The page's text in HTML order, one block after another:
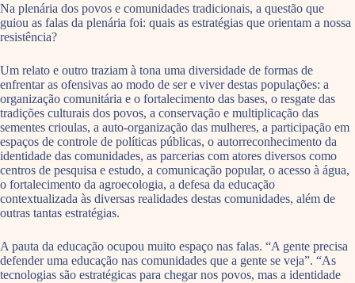
Na plenária dos povos e comunidades tradicionais, a questão que
guiou as falas da plenária foi: quais as estratégias que orientam a nossa
resistência?
Um relato e outro traziam à tona uma diversidade de formas de
enfrentar as ofensivas ao modo de ser e viver destas populações: a
organização comunitária e o fortalecimento das bases, o resgate das
tradições culturais dos povos, a conservação e multiplicação das
sementes crioulas, a auto-organização das mulheres, a participação em
espaços de controle de políticas públicas, o autorreconhecimento da
identidade das comunidades, as parcerias com atores diversos como
centros de pesquisa e estudo, a comunicação popular, o acesso à água,
o fortalecimento da agroecologia, a defesa da educação
contextualizada às diversas realidades destas comunidades, além de
outras tantas estratégias.
A pauta da educação ocupou muito espaço nas falas. “A gente precisa
defender uma educação nas comunidades que a gente se veja”. “As
tecnologias são estratégicas para chegar nos povos, mas a identidade